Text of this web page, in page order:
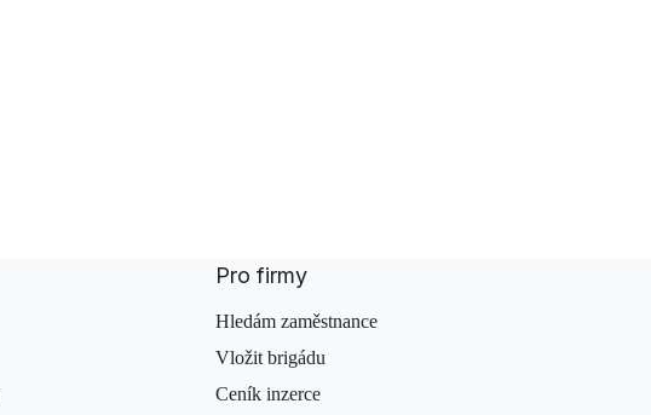
Pro firmy
Hledám zaměstnance
Vložit brigádu
Ceník inzerce